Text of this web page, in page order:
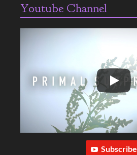
Youtube Channel
Subscribe